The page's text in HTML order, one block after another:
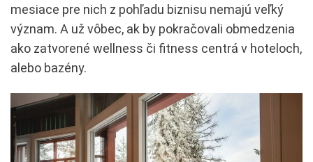
mesiace pre nich z pohľadu biznisu nemajú veľký
význam. A už vôbec, ak by pokračovali obmedzenia
ako zatvorené wellness či fitness centrá v hoteloch,
alebo bazény.